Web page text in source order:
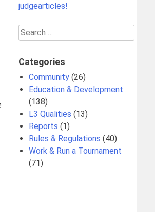
judgearticles!
Search
for:
Categories
Community (26)
Education & Development
(138)
L3 Qualities (13)
Reports (1)
Rules & Regulations (40)
Work & Run a Tournament
(71)